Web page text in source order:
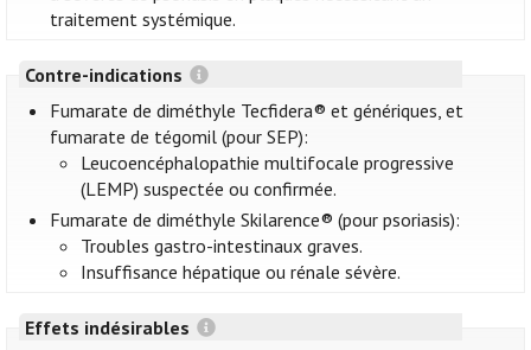
traitement systémique.
Contre-indications
Fumarate de diméthyle Tecfidera® et génériques, et
fumarate de tégomil (pour SEP):
Leucoencéphalopathie multifocale progressive
(LEMP) suspectée ou confirmée.
Fumarate de diméthyle Skilarence® (pour psoriasis):
Troubles gastro-intestinaux graves.
Insuffisance hépatique ou rénale sévère.
Effets indésirables